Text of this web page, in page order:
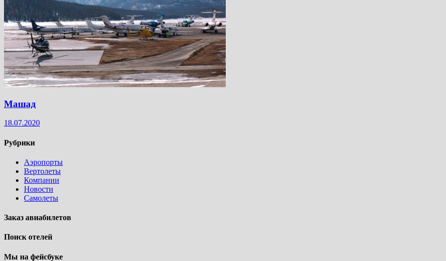
Машад
18.07.2020
Рубрики
Аэропорты
Вертолеты
Компании
Новости
Самолеты
Заказ авиабилетов
Поиск отелей
Мы на фейсбуке